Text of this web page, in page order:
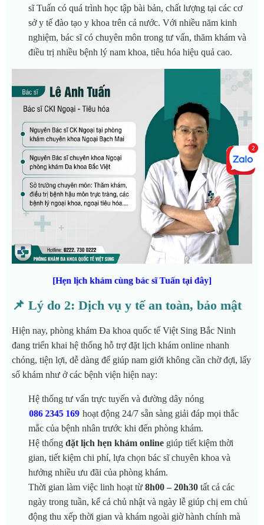
sĩ Tuấn có quá trình học tập bài bản, chất lượng tại các cơ
sở y tế đào tạo y khoa trên cả nước. Với nhiều năm kinh
nghiệm, bác sĩ có chuyên môn trong tư vấn, thăm khám và
điều trị nhiều bệnh lý nam khoa, tiêu hóa hiệu quả cao.
[Hẹn lịch khám cùng bác sĩ Tuấn tại đây]
📌 Lý do 2: Dịch vụ y tế an toàn, bảo mật
Hiện nay, phòng khám Đa khoa quốc tế Việt Sing Bắc Ninh
đang triển khai hệ thống hỗ trợ đặt lịch khám online nhanh
chóng, tiện lợi, dễ dàng để giúp nam giới không cần chờ đợi, lấy
số khám như ở các bệnh viện hiện nay:
Hệ thống tư vấn trực tuyến và đường dây nóng
086 2345 169 hoạt động 24/7 sẵn sàng giải đáp mọi thắc
mắc của bệnh nhân trước khi đến phòng khám.
Hệ thống đặt lịch hẹn khám online giúp tiết kiệm thời
gian, tiết kiệm chi phí, lựa chọn bác sĩ chuyên khoa và
hưởng nhiều ưu đãi của phòng khám.
Thời gian làm việc linh hoạt từ 8h00 – 20h30 tất cả các
ngày trong tuần, kể cả chủ nhật và ngày lễ giúp chị em chủ
động thu xếp thời gian và khám ngoài giờ hành chính mà